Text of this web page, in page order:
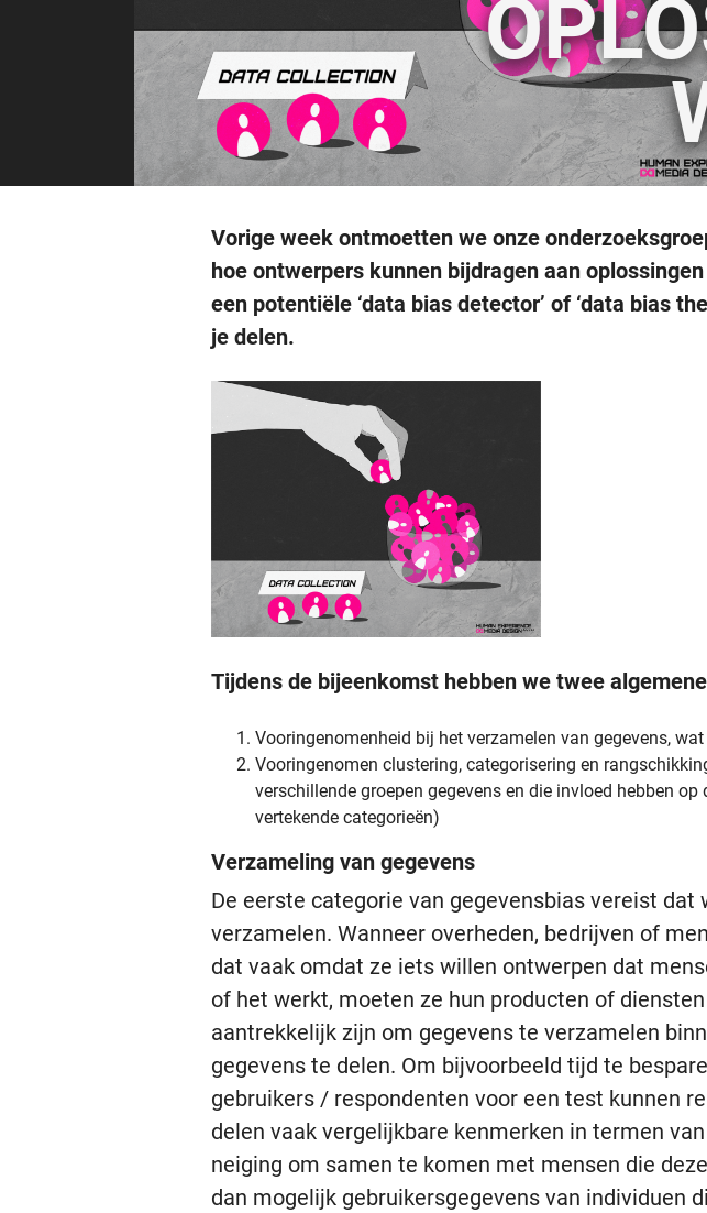
Vorige week ontmoetten we onze
hoe ontwerpers kunnen bijdragen aan
een potentiële ‘data bias detector’ of ‘data bias
je delen.
Tijdens de bijeenkomst hebben we twee
Vooringenomenheid bij het verzamelen van gegevens,
Vooringenomen clustering, categorisering en
verschillende groepen gegevens en die invloed hebben
vertekende categorieën)
Verzameling van gegevens
De eerste categorie van gegevensbias vereist
verzamelen. Wanneer overheden, bedrijven of
dat vaak omdat ze iets willen ontwerpen dat
of het werkt, moeten ze hun producten of
aantrekkelijk zijn om gegevens te verzamelen
gegevens te delen. Om bijvoorbeeld tijd te
gebruikers / respondenten voor een test kunnen
delen vaak vergelijkbare kenmerken in termen
neiging om samen te komen met mensen die
dan mogelijk gebruikersgegevens van individuen